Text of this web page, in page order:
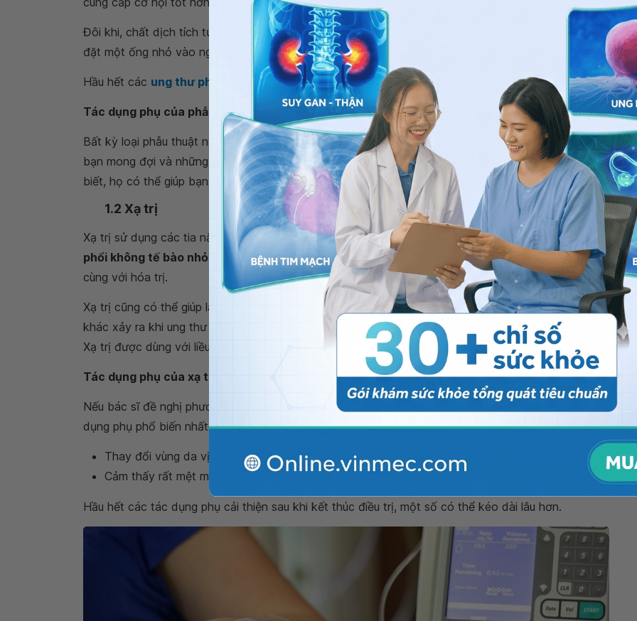
Đôi khi, chất dịch tích tụ trong ngực (dịch màng phổi) và gây ra các vấn đề về hô hấp. Bằng cách
đặt một ống nhỏ vào ngực, chất dịch này có thể được hút ra, sau đó thuốc được đưa vào ống.
Hầu hết các ung thư phổi không tế bào nhỏđược điều trị bằng phẫu thuật và xạ trị, hóa trị.
Tác dụng phụ của phẫu thuật
Bất kỳ loại phẫu thuật nào cũng có thể có một số rủi ro và tác dụng phụ. Hãy hỏi bác sĩ những gì
bạn mong đợi và những rủi ro có thể xảy ra. Nếu bạn có một số vấn đề, hãy cho bác sĩ của bạn
biết, họ có thể giúp bạn với bất kỳ vấn đề nào xảy đến.
1.2 Xạ trị
Xạ trị sử dụng các tia năng lượng cao (nhưtia X) để tiêu diệt các tế bào ung thư. Trong
ung thư
phổi không tế bào nhỏ , xạ trị thường được chỉ định sau phẫu thuật. Xạ trị đơn thuần hoặc điều trị
cùng với hóa trị.
Xạ trị cũng có thể giúp làm giảm các triệu chứng như đau, chảy máu, khó nuốt hoặc các vấn đề
khác xảy ra khi ung thư phổi đã phát triển rất lớn hoặc đã lan sang các khu vực khác như xương.
Xạ trị được dùng với liều nhỏ mỗi ngày trong nhiều tuần.
Tác dụng phụ của xạ trị
Nếu bác sĩ đề nghị phương pháp xạ trị, hãy trao đổi về những tác dụng phụ có thể xảy ra. Các tác
dụng phụ phổ biến nhất của xạ trị là:
Thay đổi vùng da vị trí xạ trị
Cảm thấy rất mệt mỏi
Hầu hết các tác dụng phụ cải thiện sau khi kết thúc điều trị, một số có thể kéo dài lâu hơn.